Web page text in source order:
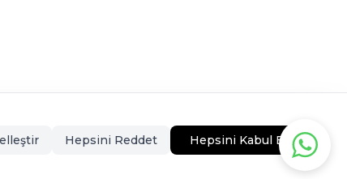
Hepsini Reddet Hepsini Kabul Et